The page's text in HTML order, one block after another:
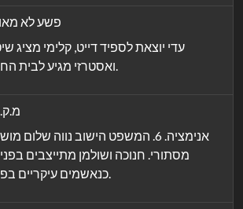
פשע לא
עדי יוצאת לספיד דייט, קלימי מציג
ואסטרזי מגיע לבית החולים. כ' עב'. (שח).
מ.ק. 22. פרק 6
אנימציה. 6. המשפט הישוב נווה שלום
מסתורי. חנוכה ושולמן מתייצבים
כנאשמים עיקריים בפרשה. כ' עב. (שח).